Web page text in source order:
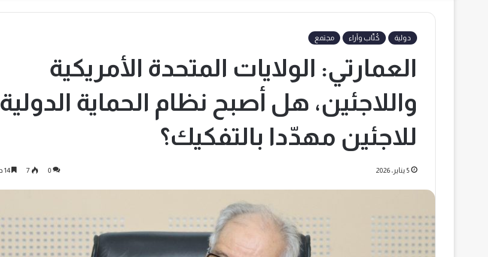
دولية كُتّاب وآراء مجتمع
العمارتي: الولايات المتحدة الأمريكية
واللاجئين، هل أصبح نظام الحماية الدولية
للاجئين مهدّدا بالتفكيك؟
5 يناير، 2026 0
7 14 دقائق